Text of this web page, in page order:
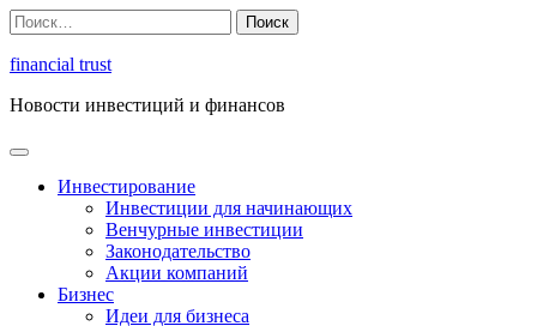
Перейти
к
содержимому
Найти:
financial trust
Новости инвестиций и финансов
Инвестирование
Инвестиции для начинающих
Венчурные инвестиции
Законодательство
Акции компаний
Бизнес
Идеи для бизнеса